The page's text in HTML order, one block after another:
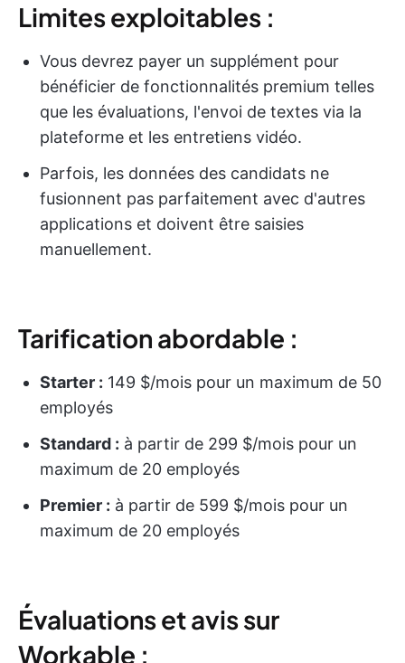
Limites exploitables :
Vous devrez payer un supplément pour
bénéficier de fonctionnalités premium telles
que les évaluations, l'envoi de textes via la
plateforme et les entretiens vidéo.
Parfois, les données des candidats ne
fusionnent pas parfaitement avec d'autres
applications et doivent être saisies
manuellement.
Tarification abordable :
Starter : 149 $/mois pour un maximum de 50
employés
Standard : à partir de 299 $/mois pour un
maximum de 20 employés
Premier : à partir de 599 $/mois pour un
maximum de 20 employés
Évaluations et avis sur
Workable :